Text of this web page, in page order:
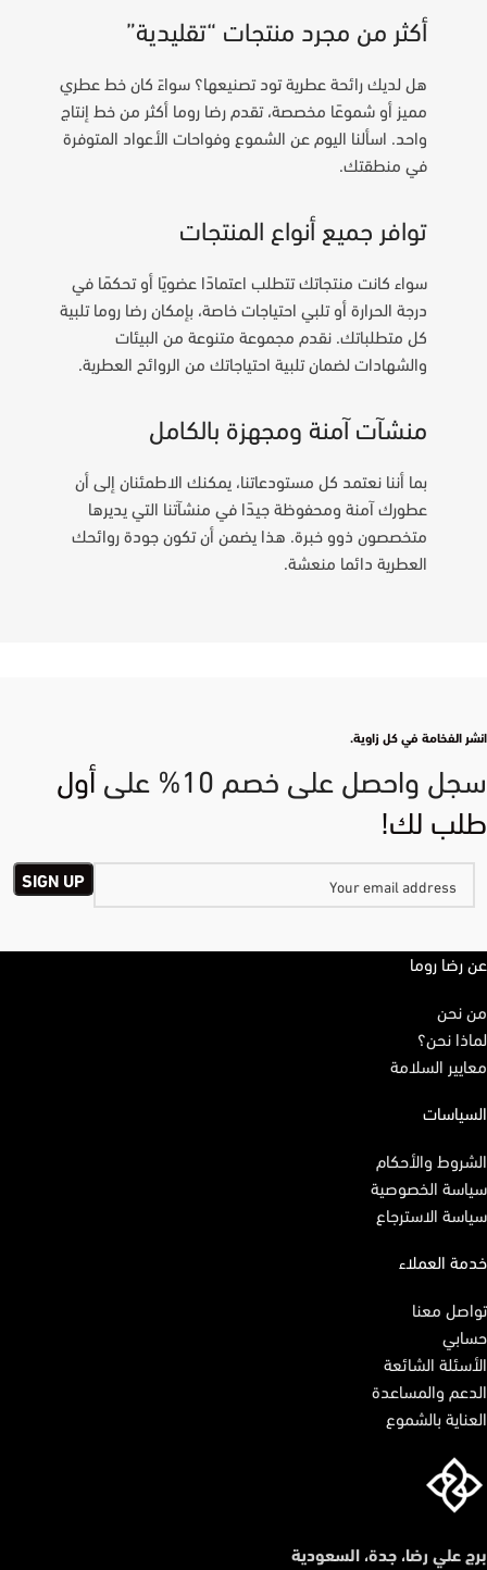
أكثر من مجرد منتجات “تقليدية”
هل لديك رائحة عطرية تود تصنيعها؟ سواءً كان خط عطري
مميز أو شموعًا مخصصة، تقدم رضا روما أكثر من خط إنتاج
واحد. اسألنا اليوم عن الشموع وفواحات الأعواد المتوفرة
في منطقتك.
توافر جميع أنواع المنتجات
سواء كانت منتجاتك تتطلب اعتمادًا عضويًا أو تحكمًا في
درجة الحرارة أو تلبي احتياجات خاصة، بإمكان رضا روما تلبية
كل متطلباتك. نقدم مجموعة متنوعة من البيئات
والشهادات لضمان تلبية احتياجاتك من الروائح العطرية.
منشآت آمنة ومجهزة بالكامل
بما أننا نعتمد كل مستودعاتنا، يمكنك الاطمئنان إلى أن
عطورك آمنة ومحفوظة جيدًا في منشآتنا التي يديرها
متخصصون ذوو خبرة. هذا يضمن أن تكون جودة روائحك
العطرية دائما منعشة.
انشر الفخامة في كل زاوية.
سجل واحصل على خصم 10% على
أول
طلب لك!
عن رضا روما
من نحن
لماذا نحن؟
معايير السلامة
السياسات
الشروط والأحكام
سياسة الخصوصية
سياسة الاسترجاع
خدمة العملاء
تواصل معنا
حسابي
الأسئلة الشائعة
الدعم والمساعدة
العناية بالشموع
برج علي رضا، جدة، السعودية